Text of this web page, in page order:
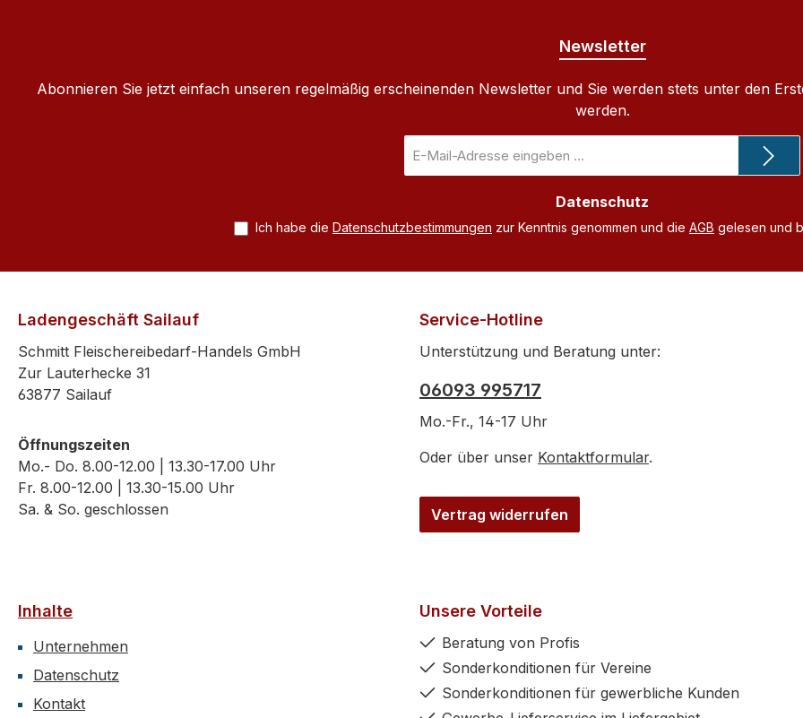
Newsletter
Abonnieren Sie jetzt einfach unseren regelmäßig erscheinenden Newsletter und Sie werden stets unter den
werden.
Mail-
Datenschutz
Ich habe die Datenschutzbestimmungen zur Kenntnis genommen und die AGB gelesen und
Service-Hotline
Unterstützung und Beratung unter:
06093 995717
Mo.-Fr., 14-17 Uhr
Oder über unser Kontaktformular.
Vertrag widerrufen
Ladengeschäft Sailauf
Schmitt Fleischereibedarf-Handels GmbH
Zur Lauterhecke 31
63877 Sailauf
Öffnungszeiten
Mo.- Do. 8.00-12.00 | 13.30-17.00 Uhr
Fr. 8.00-12.00 | 13.30-15.00 Uhr
Sa. & So. geschlossen
Inhalte
Unternehmen
Datenschutz
Kontakt
Unsere Vorteile
Beratung von Profis
Sonderkonditionen für Vereine
Sonderkonditionen für gewerbliche Kunden